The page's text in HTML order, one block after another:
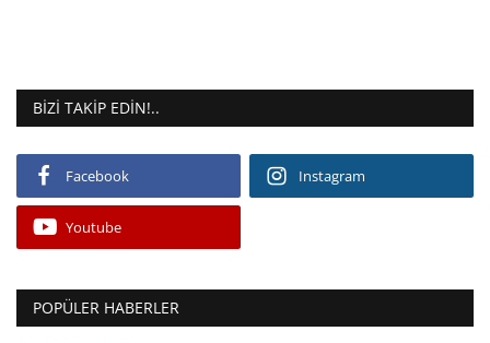
BIZI TAKIP EDIN!..
Facebook Instagram
Youtube
POPÜLER HABERLER